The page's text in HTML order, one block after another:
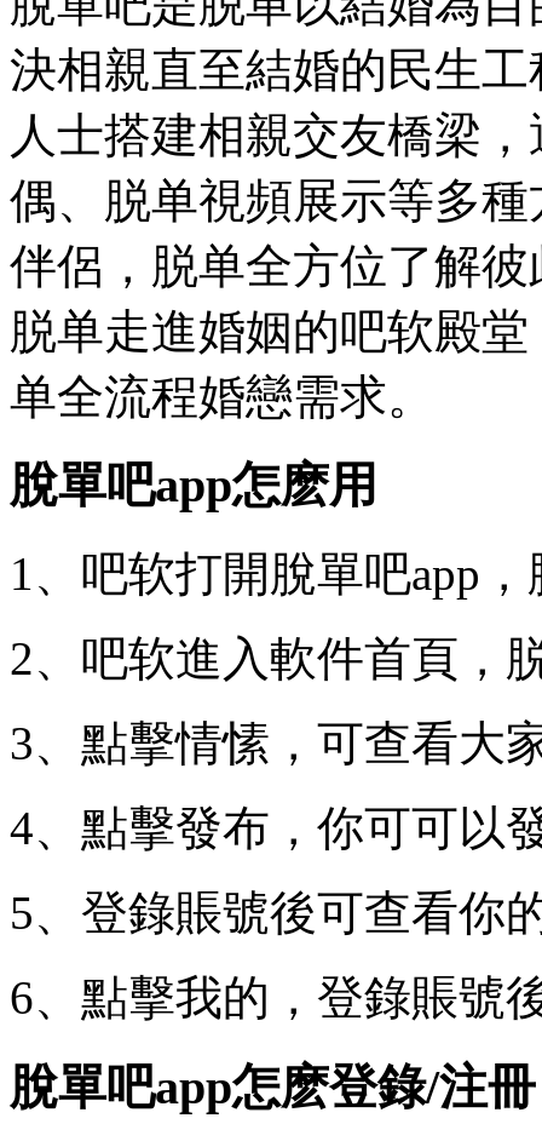
決相親直至結婚的民生
人士搭建相親交友橋梁
偶、脱单視頻展示等多
伴侶，脱单全方位了解
脱单走進婚姻的吧软殿
单全流程婚戀需求。
脫單吧app怎麽用
1、吧软打開脫單吧app
2、吧软進入軟件首頁，
3、點擊情愫，可查看大
4、點擊發布，你可可以
5、登錄賬號後可查看你
6、點擊我的，登錄賬號
脫單吧app怎麽登錄/注冊